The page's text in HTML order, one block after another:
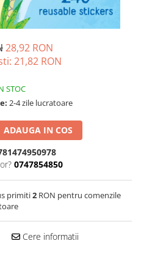
28,92 RON
21,82 RON
STOC
2-4 zile lucratoare
ADAUGA IN COS
0747854850
primiti2RON pentru comenzile
Cere informatii